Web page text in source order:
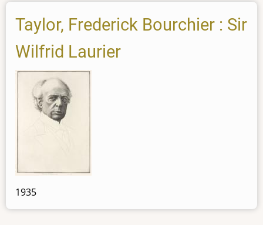
Taylor, Frederick Bourchier : Sir
Wilfrid Laurier
1935